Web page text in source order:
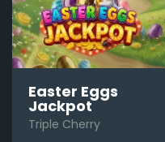
Easter Eggs
Jackpot
Triple Cherry